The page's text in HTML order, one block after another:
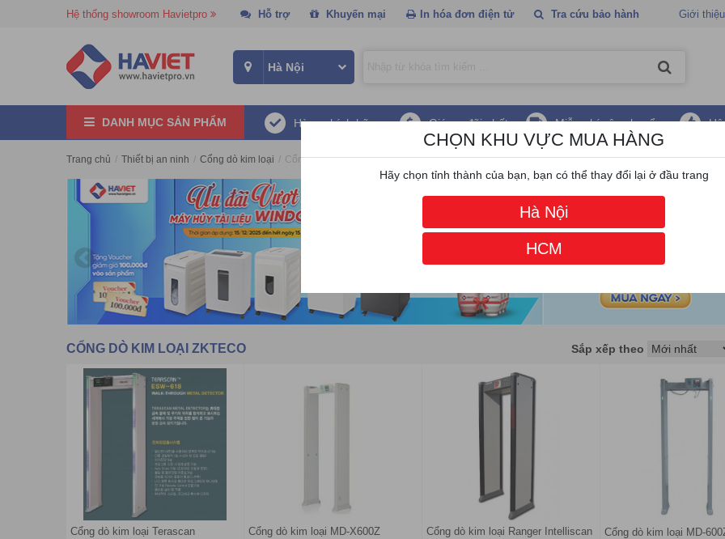
Hệ thống showroom Havietpro Hỗ trợ Khuyến mại In hóa đơn điện tử Tra cứu bảo hành Giới thiệu
DANH MỤC SẢN PHẨM Hàng chính hãng Giá ưu đãi nhất Miễn phí vận chuyển
Trang chủ / Thiết bị an ninh / Cổng dò kim loại / Cổng dò kim loại Zkteco
CỔNG DÒ KIM LOẠI ZKTECO Sắp xếp theo
Cổng dò kim loại Terascan
Cổng dò kim loại MD-X600Z
Cổng dò kim loại Ranger Intelliscan
Cổng dò kim loại MD-
CHỌN KHU VỰC MUA HÀNG
Hãy chọn tỉnh thành của bạn, bạn có thể thay đổi lại ở đầu trang
Hà Nội
HCM